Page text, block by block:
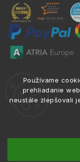
Používame
prehliadanie
neustále zlepšovali